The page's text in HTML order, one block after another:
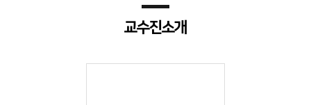
교수진소개